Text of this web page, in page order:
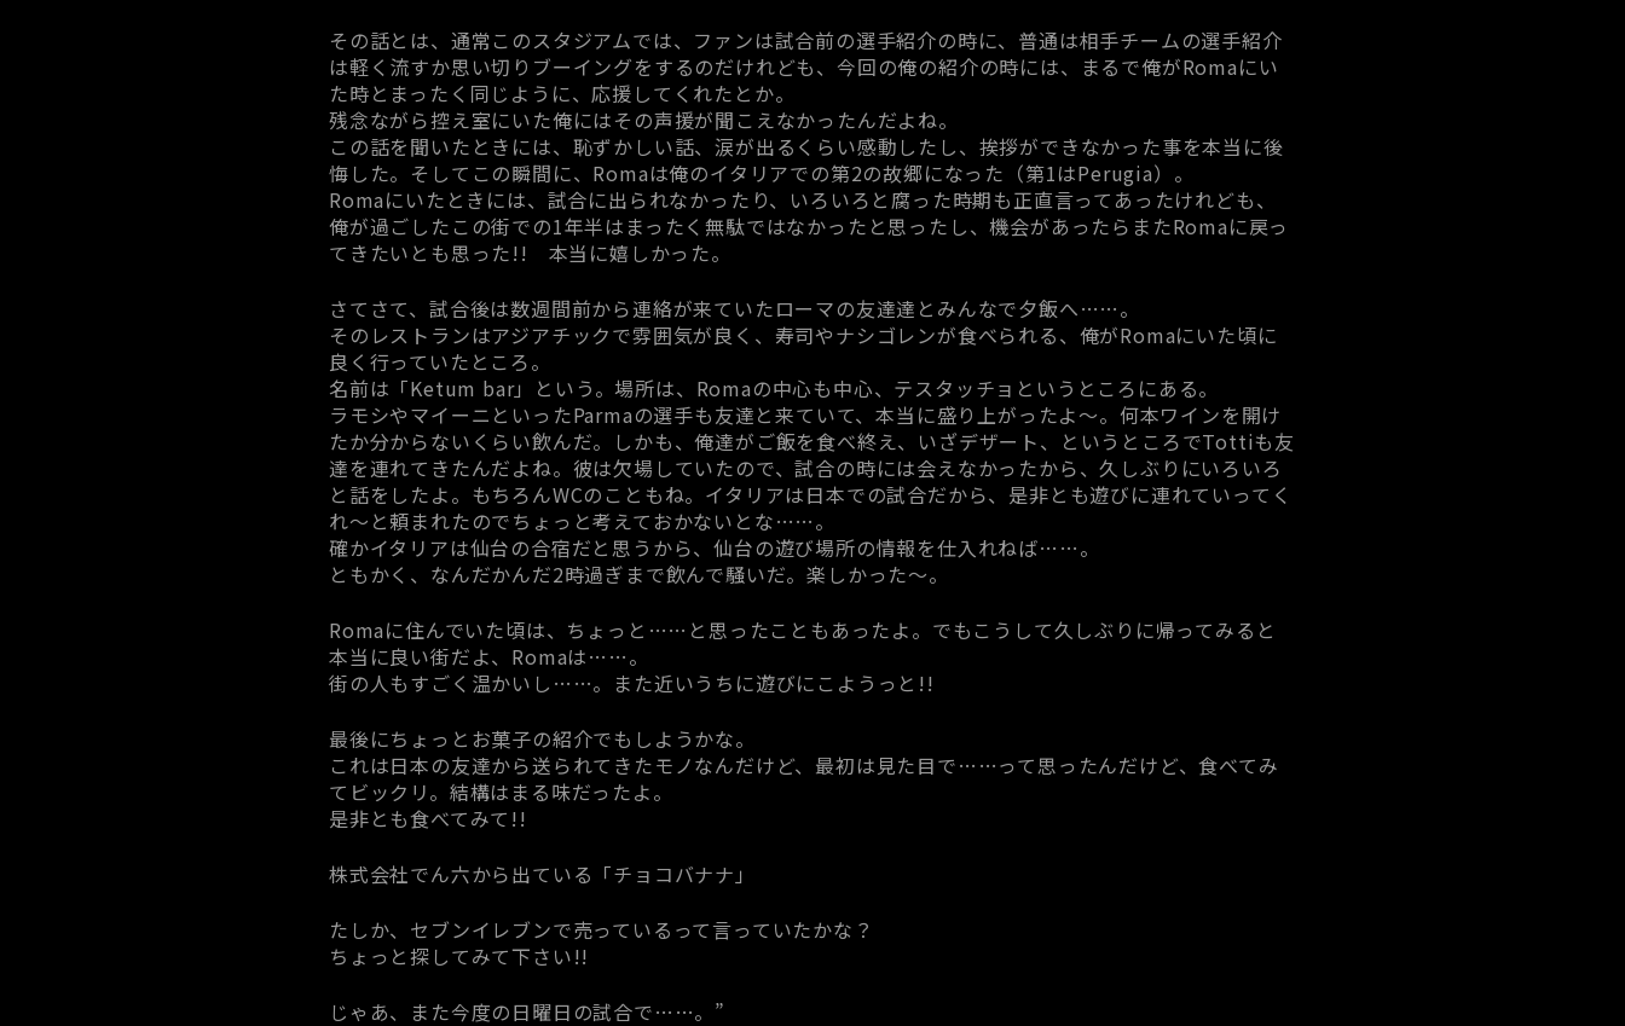
その話とは、通常このスタジアムでは、ファンは試合前の選手紹介の時に、普通は相手チームの選手紹介
は軽く流すか思い切りブーイングをするのだけれども、今回の俺の紹介の時には、まるで俺がRomaにい
た時とまったく同じように、応援してくれたとか。
残念ながら控え室にいた俺にはその声援が聞こえなかったんだよね。
この話を聞いたときには、恥ずかしい話、涙が出るくらい感動したし、挨拶ができなかった事を本当に後
悔した。そしてこの瞬間に、Romaは俺のイタリアでの第2の故郷になった（第1はPerugia）。
Romaにいたときには、試合に出られなかったり、いろいろと腐った時期も正直言ってあったけれども、
俺が過ごしたこの街での1年半はまったく無駄ではなかったと思ったし、機会があったらまたRomaに戻っ
てきたいとも思った!! 本当に嬉しかった。
さてさて、試合後は数週間前から連絡が来ていたローマの友達達とみんなで夕飯へ……。
そのレストランはアジアチックで雰囲気が良く、寿司やナシゴレンが食べられる、俺がRomaにいた頃に
良く行っていたところ。
名前は「Ketum bar」という。場所は、Romaの中心も中心、テスタッチョというところにある。
ラモシやマイーニといったParmaの選手も友達と来ていて、本当に盛り上がったよ～。何本ワインを開け
たか分からないくらい飲んだ。しかも、俺達がご飯を食べ終え、いざデザート、というところでTottiも友
達を連れてきたんだよね。彼は欠場していたので、試合の時には会えなかったから、久しぶりにいろいろ
と話をしたよ。もちろんWCのこともね。イタリアは日本での試合だから、是非とも遊びに連れていってく
れ～と頼まれたのでちょっと考えておかないとな……。
確かイタリアは仙台の合宿だと思うから、仙台の遊び場所の情報を仕入れねば……。
ともかく、なんだかんだ2時過ぎまで飲んで騒いだ。楽しかった～。
Romaに住んでいた頃は、ちょっと……と思ったこともあったよ。でもこうして久しぶりに帰ってみると
本当に良い街だよ、Romaは……。
街の人もすごく温かいし……。また近いうちに遊びにこようっと!!
最後にちょっとお菓子の紹介でもしようかな。
これは日本の友達から送られてきたモノなんだけど、最初は見た目で……って思ったんだけど、食べてみ
てビックリ。結構はまる味だったよ。
是非とも食べてみて!!
株式会社でん六から出ている「チョコバナナ」
たしか、セブンイレブンで売っているって言っていたかな？
ちょっと探してみて下さい!!
じゃあ、また今度の日曜日の試合で……。”